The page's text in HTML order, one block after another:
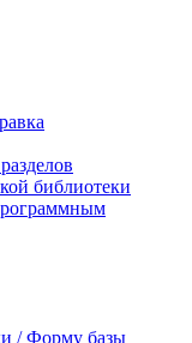
библиотеки
/ Форму базы